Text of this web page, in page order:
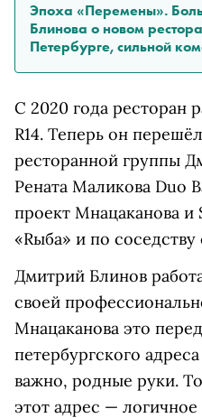
Эпоха «Перемены».
Блинова о новом
Петербурге, сильной
С 2020 года ресторан
R14. Теперь он
ресторанной группы
Рената Маликова Duo
проект Мнацаканова и
«Rыба» и по
Дмитрий Блинов
своей
Мнацаканова это
петербургского
важно, родные руки.
этот адрес —